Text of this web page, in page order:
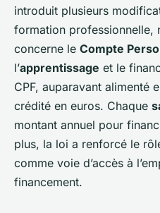
introduit plusieurs
formation professionnelle,
concerne le Compte
l’apprentissage et le
CPF, auparavant alimenté
crédité en euros. Chaque
montant annuel pour
plus, la loi a renforcé le
comme voie d’accès à
financement.